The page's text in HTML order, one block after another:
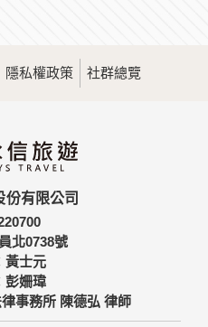
隱私權政策 社群總覽
份有限公司
北0738號
黃士元
彭姍瑋
事務所 陳德弘 律師